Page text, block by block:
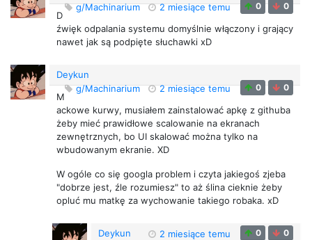
g/Machinarium
2 miesiące temu 0 0
D
źwięk odpalania systemu domyślnie włączony i grający
nawet jak są podpięte słuchawki xD
Deykun
g/Machinarium
2 miesiące temu 0 0
M
ackowe kurwy, musiałem zainstalować apkę z githuba
żeby mieć prawidłowe scalowanie na ekranach
zewnętrznych, bo UI skalować można tylko na
wbudowanym ekranie. XD
W ogóle co się googla problem i czyta jakiegoś zjeba
"dobrze jest, źle rozumiesz" to aż ślina cieknie żeby
opluć mu matkę za wychowanie takiego robaka. xD
Deykun 2 miesiące temu 0 0